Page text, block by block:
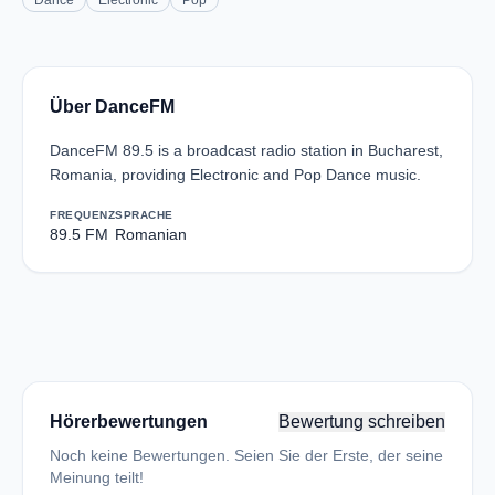
Über DanceFM
DanceFM 89.5 is a broadcast radio station in Bucharest,
Romania, providing Electronic and Pop Dance music.
FREQUENZ
89.5 FM
SPRACHE
Romanian
Hörerbewertungen Bewertung schreiben
Noch keine Bewertungen. Seien Sie der Erste, der seine
Meinung teilt!